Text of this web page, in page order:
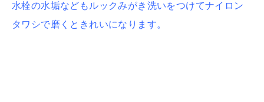
水栓の水垢などもルックみがき洗いをつけてナイロン
タワシで磨くときれいになります。